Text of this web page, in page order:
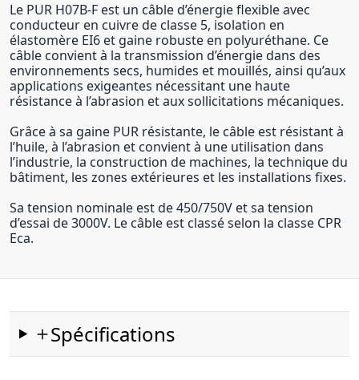
Le PUR H07B-F est un câble d’énergie flexible avec
conducteur en cuivre de classe 5, isolation en
élastomère EI6 et gaine robuste en polyuréthane. Ce
câble convient à la transmission d’énergie dans des
environnements secs, humides et mouillés, ainsi qu’aux
applications exigeantes nécessitant une haute
résistance à l’abrasion et aux sollicitations mécaniques.
Grâce à sa gaine PUR résistante, le câble est résistant à
l’huile, à l’abrasion et convient à une utilisation dans
l’industrie, la construction de machines, la technique du
bâtiment, les zones extérieures et les installations fixes.
Sa tension nominale est de 450/750V et sa tension
d’essai de 3000V. Le câble est classé selon la classe CPR
Eca.
Spécifications